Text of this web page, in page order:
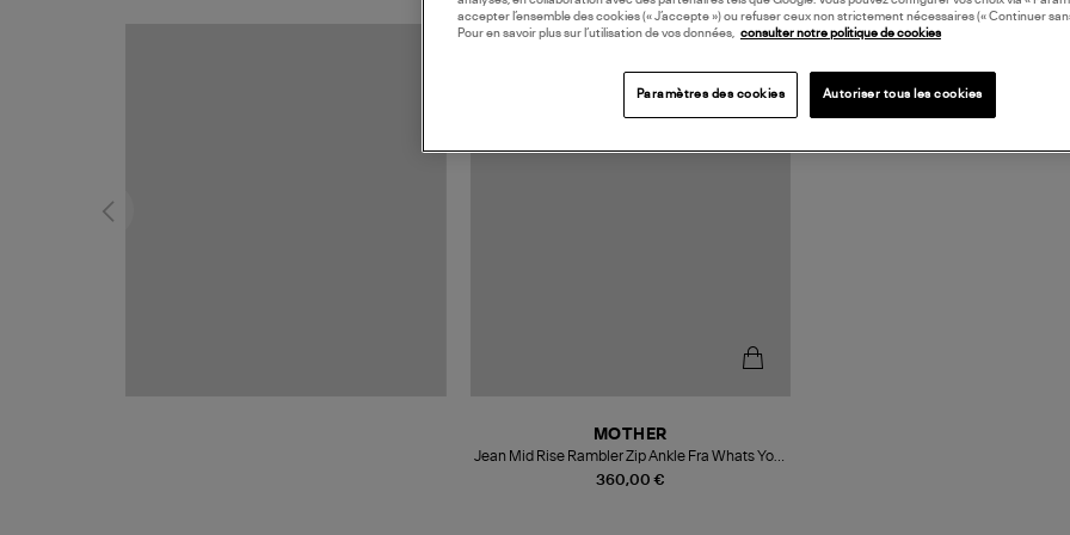
360,00 €
MOTHER
Jean Mid Rise Rambler Zip Ankle Fra Whats Your
Sig
accepter l’ensemble des cookies (« J’accepte ») ou refuser ceux non strictement nécessaires (« Continuer
Pour en savoir plus sur l’utilisation de vos données, consulter notre politique de cookies
Paramètres des cookies Autoriser tous les cookies